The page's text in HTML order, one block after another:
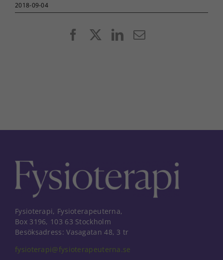
2018-09-04
FacebookLinkedIn
E-
Fysioterapi, Fysioterapeuterna,
Box 3196, 103 63 Stockholm
Besöksadress: Vasagatan 48, 3 tr
fysioterapi@fysioterapeuterna.se